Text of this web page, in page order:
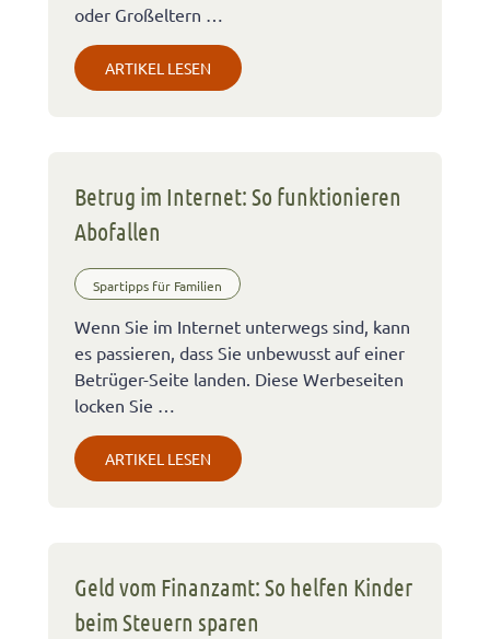
oder Großeltern …
ARTIKEL LESEN
Betrug im Internet: So funktionieren
Abofallen
Spartipps für Familien
Wenn Sie im Internet unterwegs sind, kann
es passieren, dass Sie unbewusst auf einer
Betrüger-Seite landen. Diese Werbeseiten
locken Sie …
ARTIKEL LESEN
Geld vom Finanzamt: So helfen Kinder
beim Steuern sparen